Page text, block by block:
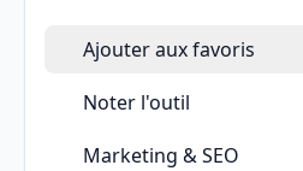
Ajouter aux favoris
Noter l'outil
Marketing & SEO